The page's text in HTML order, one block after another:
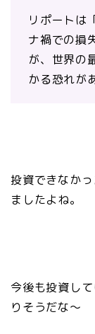
リポートは
ナ禍での損
が、世界の
かる恐れが
投資できなか
ましたよね。
今後も投資し
りそうだな〜